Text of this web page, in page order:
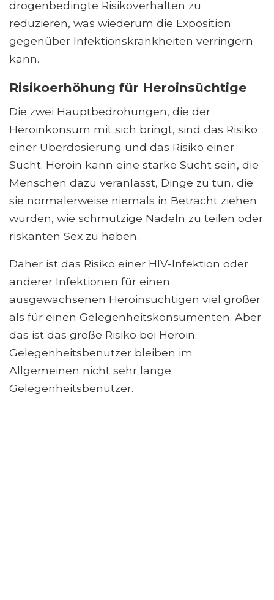
drogenbedingte Risikoverhalten zu
reduzieren, was wiederum die Exposition
gegenüber Infektionskrankheiten verringern
kann.
Risikoerhöhung für Heroinsüchtige
Die zwei Hauptbedrohungen, die der
Heroinkonsum mit sich bringt, sind das Risiko
einer Überdosierung und das Risiko einer
Sucht. Heroin kann eine starke Sucht sein, die
Menschen dazu veranlasst, Dinge zu tun, die
sie normalerweise niemals in Betracht ziehen
würden, wie schmutzige Nadeln zu teilen oder
riskanten Sex zu haben.
Daher ist das Risiko einer HIV-Infektion oder
anderer Infektionen für einen
ausgewachsenen Heroinsüchtigen viel größer
als für einen Gelegenheitskonsumenten. Aber
das ist das große Risiko bei Heroin.
Gelegenheitsbenutzer bleiben im
Allgemeinen nicht sehr lange
Gelegenheitsbenutzer.